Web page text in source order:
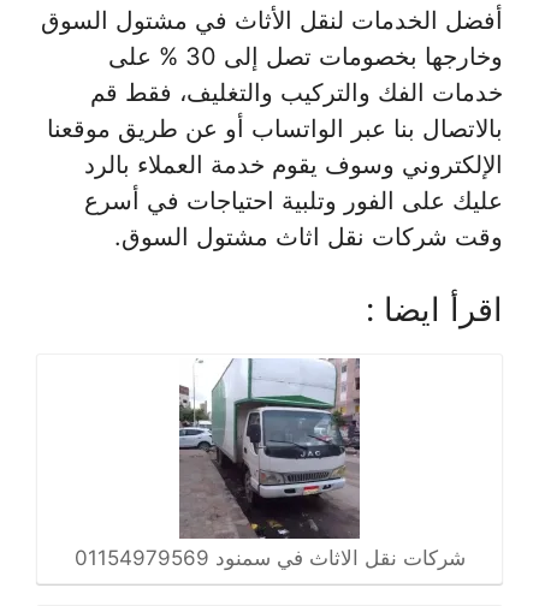
أفضل الخدمات لنقل الأثاث في مشتول السوق
وخارجها بخصومات تصل إلى 30 % على
خدمات الفك والتركيب والتغليف، فقط قم
بالاتصال بنا عبر الواتساب أو عن طريق موقعنا
الإلكتروني وسوف يقوم خدمة العملاء بالرد
عليك على الفور وتلبية احتياجات في أسرع
وقت شركات نقل اثاث مشتول السوق.
اقرأ ايضا :
شركات نقل الاثاث في سمنود 01154979569